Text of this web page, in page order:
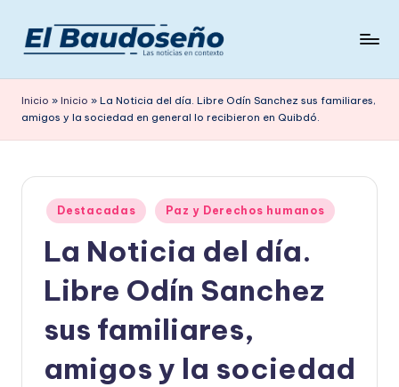
Saltar
contenido
e
ri
d
en
Inicio » Inicio » La Noticia del día. Libre Odín Sanchez sus familiares,
amigos y la sociedad en general lo recibieron en Quibdó.
Publicado
en
Destacadas Paz y Derechos humanos
La Noticia del día.
Libre Odín Sanchez
sus familiares,
amigos y la sociedad